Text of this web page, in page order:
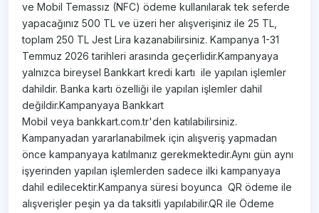
ve Mobil Temassız (NFC) ödeme kullanılarak tek seferde
yapacağınız 500 TL ve üzeri her alışverişiniz ile 25 TL,
toplam 250 TL Jest Lira kazanabilirsiniz. Kampanya 1-31
Temmuz 2026 tarihleri arasında geçerlidir.Kampanyaya
yalnızca bireysel Bankkart kredi kartı ile yapılan işlemler
dahildir. Banka kartı özelliği ile yapılan işlemler dahil
değildir.Kampanyaya Bankkart
Mobil veya bankkart.com.tr'den katılabilirsiniz.
Kampanyadan yararlanabilmek için alışveriş yapmadan
önce kampanyaya katılmanız gerekmektedir.Aynı gün aynı
işyerinden yapılan işlemlerden sadece ilki kampanyaya
dahil edilecektir.Kampanya süresi boyunca QR ödeme ile
alışverişler peşin ya da taksitli yapılabilir.QR ile Ödeme